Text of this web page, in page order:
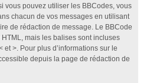
vous pouvez utiliser les BBCodes, vous
chacun de vos messages en utilisant
de rédaction de message. Le BBCode
mais les balises sont incluses
et >. Pour plus d’informations sur le
depuis la page de rédaction de